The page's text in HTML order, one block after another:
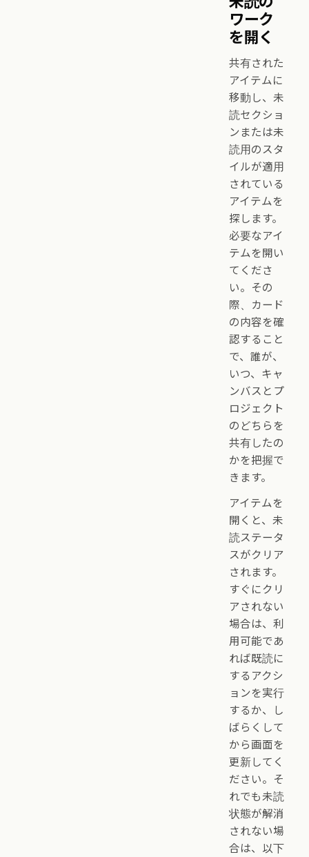
ワーク
を開く
共有された
アイテムに
移動し、未
読セクショ
ンまたは未
読用のスタ
イルが適用
されている
アイテムを
探します。
必要なアイ
テムを開い
てくださ
い。その
際、カード
の内容を確
認すること
で、誰が、
いつ、キャ
ンバスとプ
ロジェクト
のどちらを
共有したの
かを把握で
きます。
アイテムを
開くと、未
読ステータ
スがクリア
されます。
すぐにクリ
アされない
場合は、利
用可能であ
れば既読に
するアクシ
ョンを実行
するか、し
ばらくして
から画面を
更新してく
ださい。そ
れでも未読
状態が解消
されない場
合は、以下